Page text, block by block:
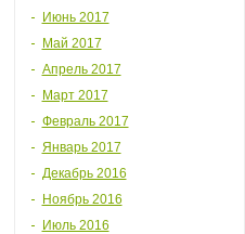
Июнь 2017
Май 2017
Апрель 2017
Март 2017
Февраль 2017
Январь 2017
Декабрь 2016
Ноябрь 2016
Июль 2016